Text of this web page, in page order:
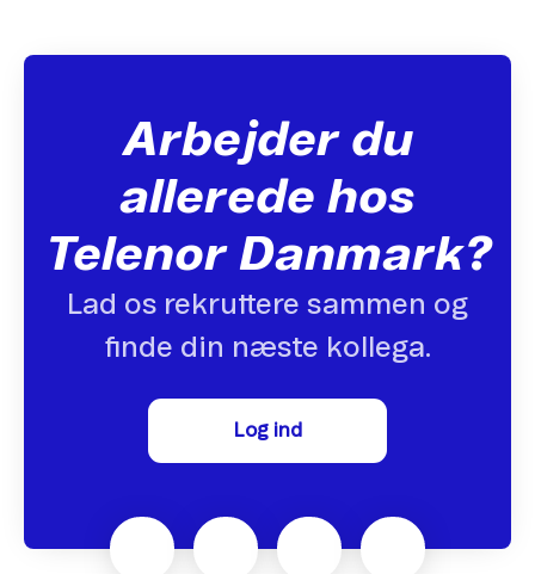
Arbejder du
allerede hos
Telenor Danmark?
Lad os rekruttere sammen og
finde din næste kollega.
Log ind